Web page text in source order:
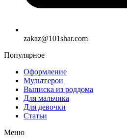
zakaz@101shar.com
Популярное
Оформление
Мультгерои
Выписка из роддома
Для мальчика
Для девочки
Статьи
Меню